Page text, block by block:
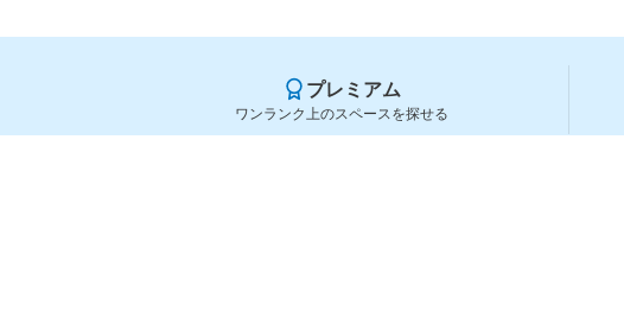
プレミアム
ワンランク上のスペースを探せる